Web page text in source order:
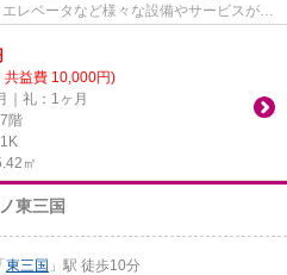
レベータなど様々な設備やサービスが揃
共益費 10,000円)
｜礼：1ヶ月
階
㎡
東三国
「 東三国 」駅 徒歩10分